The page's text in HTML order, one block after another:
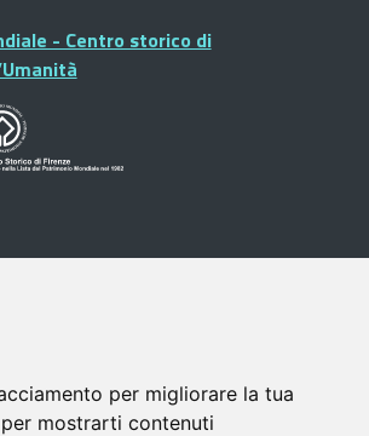
per migliorare la tua
mostrarti contenuti
- Centro storico di